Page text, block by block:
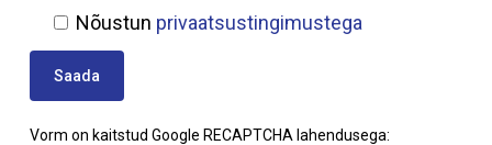
Nõustun privaatsustingimustega
Vorm on kaitstud Google RECAPTCHA lahendusega: